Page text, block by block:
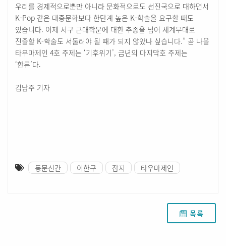
우리를 경제적으로뿐만 아니라 문화적으로도 선진국으로 대하면서
K-Pop 같은 대중문화보다 한단계 높은 K-학술을 요구할 때도
있습니다. 이제 서구 근대학문에 대한 추종을 넘어 세계무대로
진출할 K-학술도 서둘러야 될 때가 되지 않았나 싶습니다.” 곧 나올
타우마제인 4호 주제는 ‘기후위기’, 금년의 마지막호 주제는
‘한류’다.
김남주 기자
동문신간 이한구 잡지 타우마제인
목록